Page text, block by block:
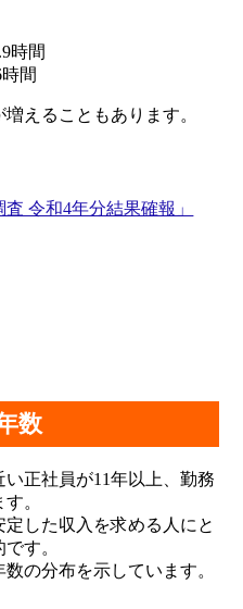
時間
間
えることもあります。
令和4年分結果確報」
数
正社員が11年以上、勤務
。
した収入を求める人にと
す。
の分布を示しています。